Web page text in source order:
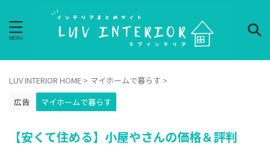
LUV INTERIOR HOME > マイホームで暮らす >
広告
マイホームで暮らす
【安くて住める】小屋やさんの価格＆評判